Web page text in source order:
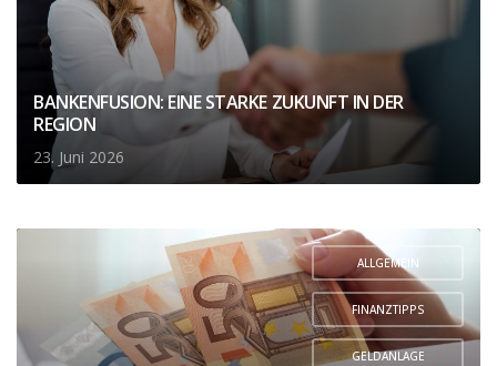
BANKENFUSION: EINE STARKE ZUKUNFT IN DER
REGION
23. Juni 2026
ALLGEMEIN
,
FINANZTIPPS
,
GELDANLAGE